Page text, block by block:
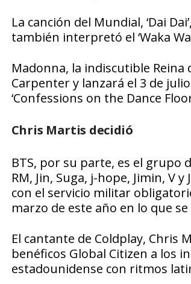
La canción del Mundial, ‘Dai
también interpretó el ‘Waka
Madonna, la indiscutible Reina
Carpenter y lanzará el 3 de
‘Confessions on the Dance
Chris Martis decidió
BTS, por su parte, es el
RM, Jin, Suga, j-hope, Jimin, V
con el servicio militar
marzo de este año en lo que
El cantante de Coldplay, Chris
benéficos Global Citizen a los
estadounidense con ritmos